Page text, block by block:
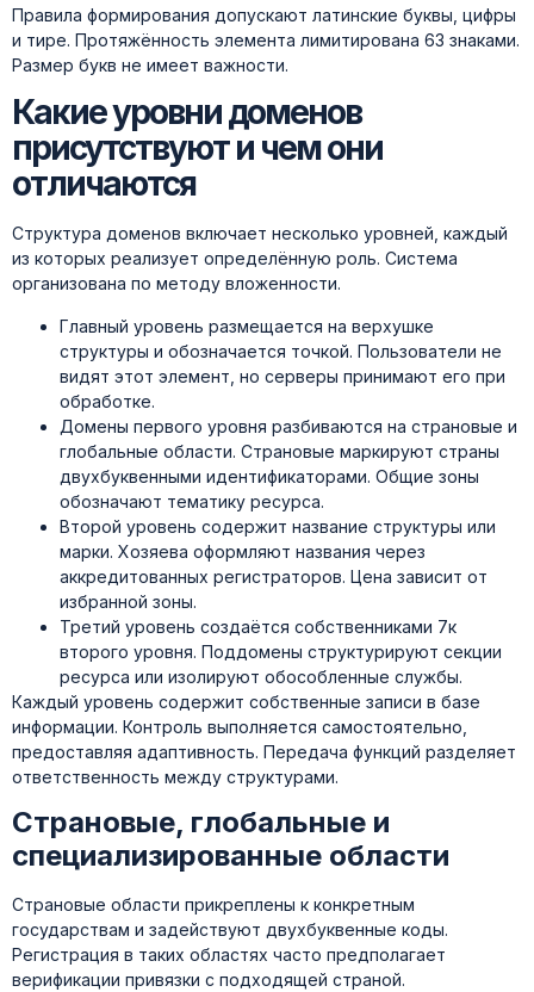
Правила формирования допускают латинские буквы, цифры
и тире. Протяжённость элемента лимитирована 63 знаками.
Размер букв не имеет важности.
Какие уровни доменов
присутствуют и чем они
отличаются
Структура доменов включает несколько уровней, каждый
из которых реализует определённую роль. Система
организована по методу вложенности.
Главный уровень размещается на верхушке
структуры и обозначается точкой. Пользователи не
видят этот элемент, но серверы принимают его при
обработке.
Домены первого уровня разбиваются на страновые и
глобальные области. Страновые маркируют страны
двухбуквенными идентификаторами. Общие зоны
обозначают тематику ресурса.
Второй уровень содержит название структуры или
марки. Хозяева оформляют названия через
аккредитованных регистраторов. Цена зависит от
избранной зоны.
Третий уровень создаётся собственниками 7к
второго уровня. Поддомены структурируют секции
ресурса или изолируют обособленные службы.
Каждый уровень содержит собственные записи в базе
информации. Контроль выполняется самостоятельно,
предоставляя адаптивность. Передача функций разделяет
ответственность между структурами.
Страновые, глобальные и
специализированные области
Страновые области прикреплены к конкретным
государствам и задействуют двухбуквенные коды.
Регистрация в таких областях часто предполагает
верификации привязки с подходящей страной.